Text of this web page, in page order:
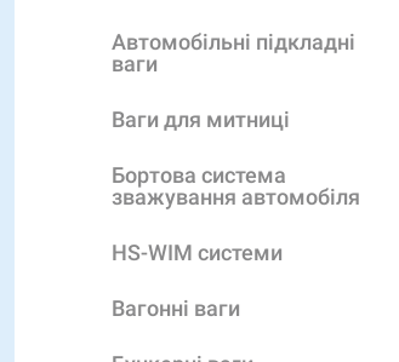
Автомобільні підкладні
ваги
Ваги для митниці
Бортова система
зважування автомобіля
HS-WIM системи
Вагонні ваги